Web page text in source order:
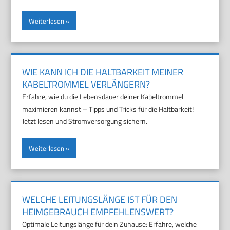
Weiterlesen
WIE KANN ICH DIE HALTBARKEIT MEINER
KABELTROMMEL VERLÄNGERN?
Erfahre, wie du die Lebensdauer deiner Kabeltrommel
maximieren kannst – Tipps und Tricks für die Haltbarkeit!
Jetzt lesen und Stromversorgung sichern.
Weiterlesen
WELCHE LEITUNGSLÄNGE IST FÜR DEN
HEIMGEBRAUCH EMPFEHLENSWERT?
Optimale Leitungslänge für dein Zuhause: Erfahre, welche